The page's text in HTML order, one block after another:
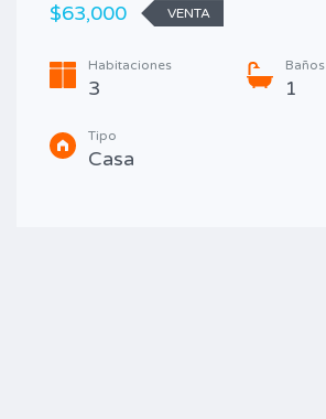
$63,000
VENTA
Habitaciones
3
Baños
1
Tipo
Casa